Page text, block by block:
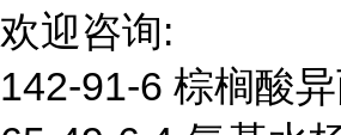
欢迎咨询:
142-91-6 棕榈酸